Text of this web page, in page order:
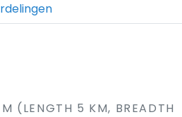
(LENGTH 5 KM, BREADTH